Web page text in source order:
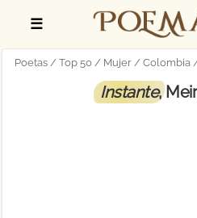
☰
Poetas Top 50 Mujer Colombia
Instante,